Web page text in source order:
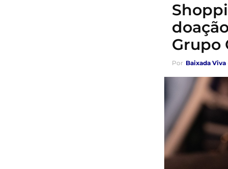
Grupo
Por Baixada Viva